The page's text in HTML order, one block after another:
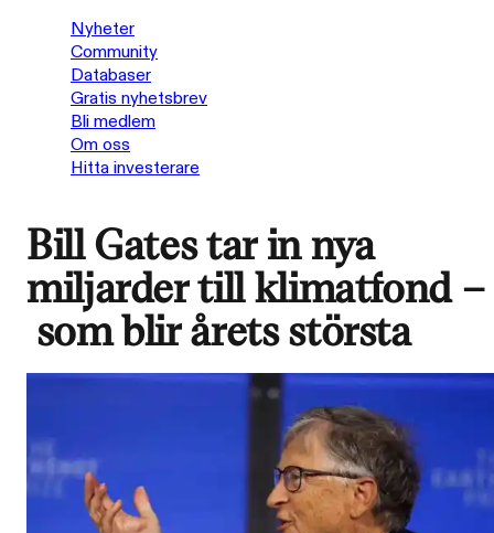
Nyheter
Community
Databaser
Gratis nyhetsbrev
Bli medlem
Om oss
Hitta investerare
Bill Gates tar in nya
miljarder till klimatfond –
som blir årets största